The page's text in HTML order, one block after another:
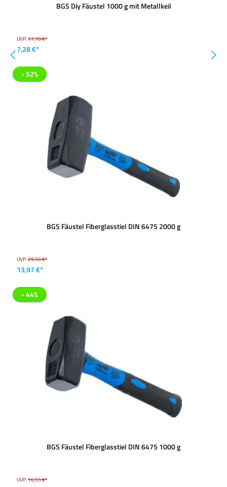
BGS Diy Fäustel 1000 g mit Metallkeil
UVP:17,70 €*
7,28 €*
- 52%
BGS Fäustel Fiberglasstiel DIN 6475 2000 g
UVP:29,56 €*
13,97 €*
- 44%
BGS Fäustel Fiberglasstiel DIN 6475 1000 g
UVP:16,55 €*